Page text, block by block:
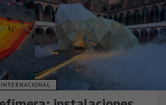
INTERNACIONAL